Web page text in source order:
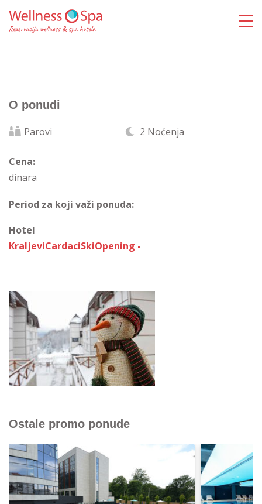
O ponudi
Parovi 2 Noćenja
Cena:
dinara
Period za koji važi ponuda:
Hotel
KraljeviCardaciSkiOpening -
Ostale promo ponude